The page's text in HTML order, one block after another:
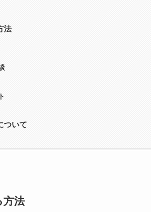
法
ついて
方法